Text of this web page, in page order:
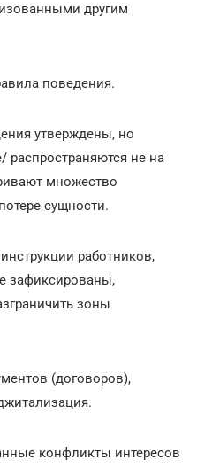
другим
поведения.
утверждены, но
распространяются не на
множество
сущности.
работников,
зафиксированы,
зоны
(договоров),
конфликты интересов